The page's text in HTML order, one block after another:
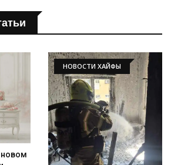
новом
НОВОСТИ ХАЙФЫ